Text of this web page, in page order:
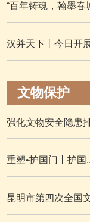
“百年铸魂，翰墨
汉并天下丨今日开
文物保护
强化文物安全隐患
重塑•护国门丨护国..
昆明市第四次全国